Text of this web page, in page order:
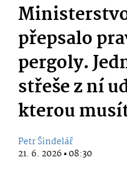
přepsalo
pergoly.
střeše z ní
kterou
Petr Šindelář
21. 6. 2026 ▪ 08:30